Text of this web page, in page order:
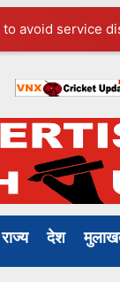
to avoid service
राज्य देश